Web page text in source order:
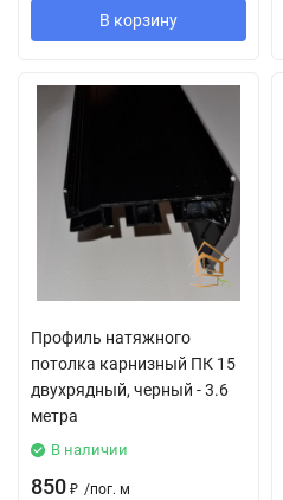
В корзину
Профиль натяжного
потолка карнизный ПК 15
двухрядный, черный - 3.6
метра
В наличии
850 ₽ /пог. м